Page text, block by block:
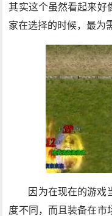
其实这个虽然看起来好
家在选择的时候，最为
因为在现在的游戏
度不同，而且装备在市